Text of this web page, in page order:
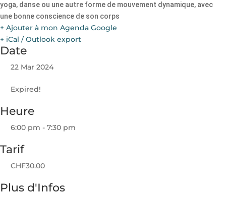
yoga, danse ou une autre forme de mouvement dynamique, avec
une bonne conscience de son corps
+ Ajouter à mon Agenda Google
+ iCal / Outlook export
Date
22 Mar 2024
Expired!
Heure
6:00 pm - 7:30 pm
Tarif
CHF30.00
Plus d'Infos